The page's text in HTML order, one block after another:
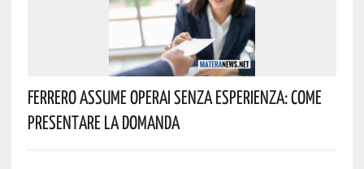
Ferrero Assume Operai Senza Esperienza: Come
Presentare La Domanda